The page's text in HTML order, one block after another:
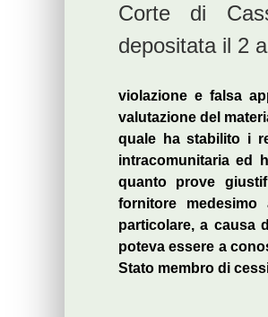
Corte di
depositata il 2
violazione e falsa
valutazione del
quale ha stabilito i
intracomunitaria ed
quanto prove
fornitore
particolare, a causa
poteva essere a
Stato membro di